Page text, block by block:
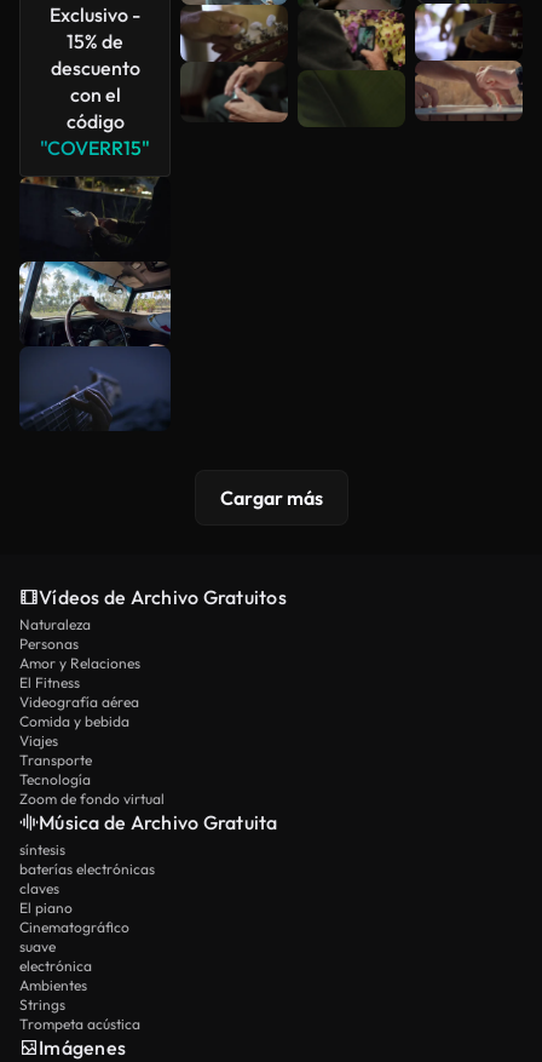
Exclusivo -
15% de
descuento
con el
código
"COVERR15"
Cargar más
Vídeos de Archivo Gratuitos
Naturaleza
Personas
Amor y Relaciones
El Fitness
Videografía aérea
Comida y bebida
Viajes
Transporte
Tecnología
Zoom de fondo virtual
Música de Archivo Gratuita
síntesis
baterías electrónicas
claves
El piano
Cinematográfico
suave
electrónica
Ambientes
Strings
Trompeta acústica
Imágenes